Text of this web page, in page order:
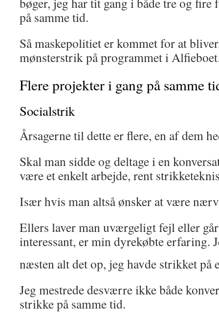
på samme tid.
Så maskepolitiet er kommet for at
mønsterstrik på programmet i
Flere projekter i gang på samme
Socialstrik
Årsagerne til dette er flere, en af dem
Skal man sidde og deltage i en
være et enkelt arbejde, rent
Især hvis man altså ønsker at være
Ellers laver man uværgeligt fejl eller
interessant, er min dyrekøbte erfaring.
næsten alt det op, jeg havde strikket på
Jeg mestrede desværre ikke både
strikke på samme tid.